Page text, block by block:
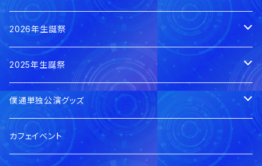
本日のチェキ
郵送
手渡し
デジタル
0の日私服チェキ
郵送
手渡し
2026年生誕祭
賀茂さゆ生誕祭2026
郵送
手渡し
蓮水ゆう生誕祭2026
郵送
2025年生誕祭
賀茂さゆ生誕祭2025
郵送
蓮水ゆう生誕祭2025
僕通単独公演グッズ
当日手渡し分
カフェイベント